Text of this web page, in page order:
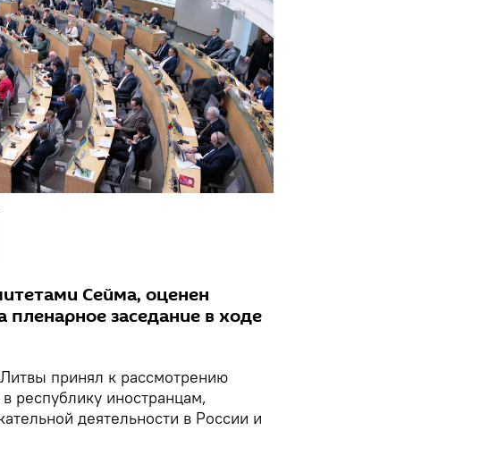
Сейма, оценен
пленарное заседание в ходе
принял к рассмотрению
республику иностранцам,
деятельности в России и